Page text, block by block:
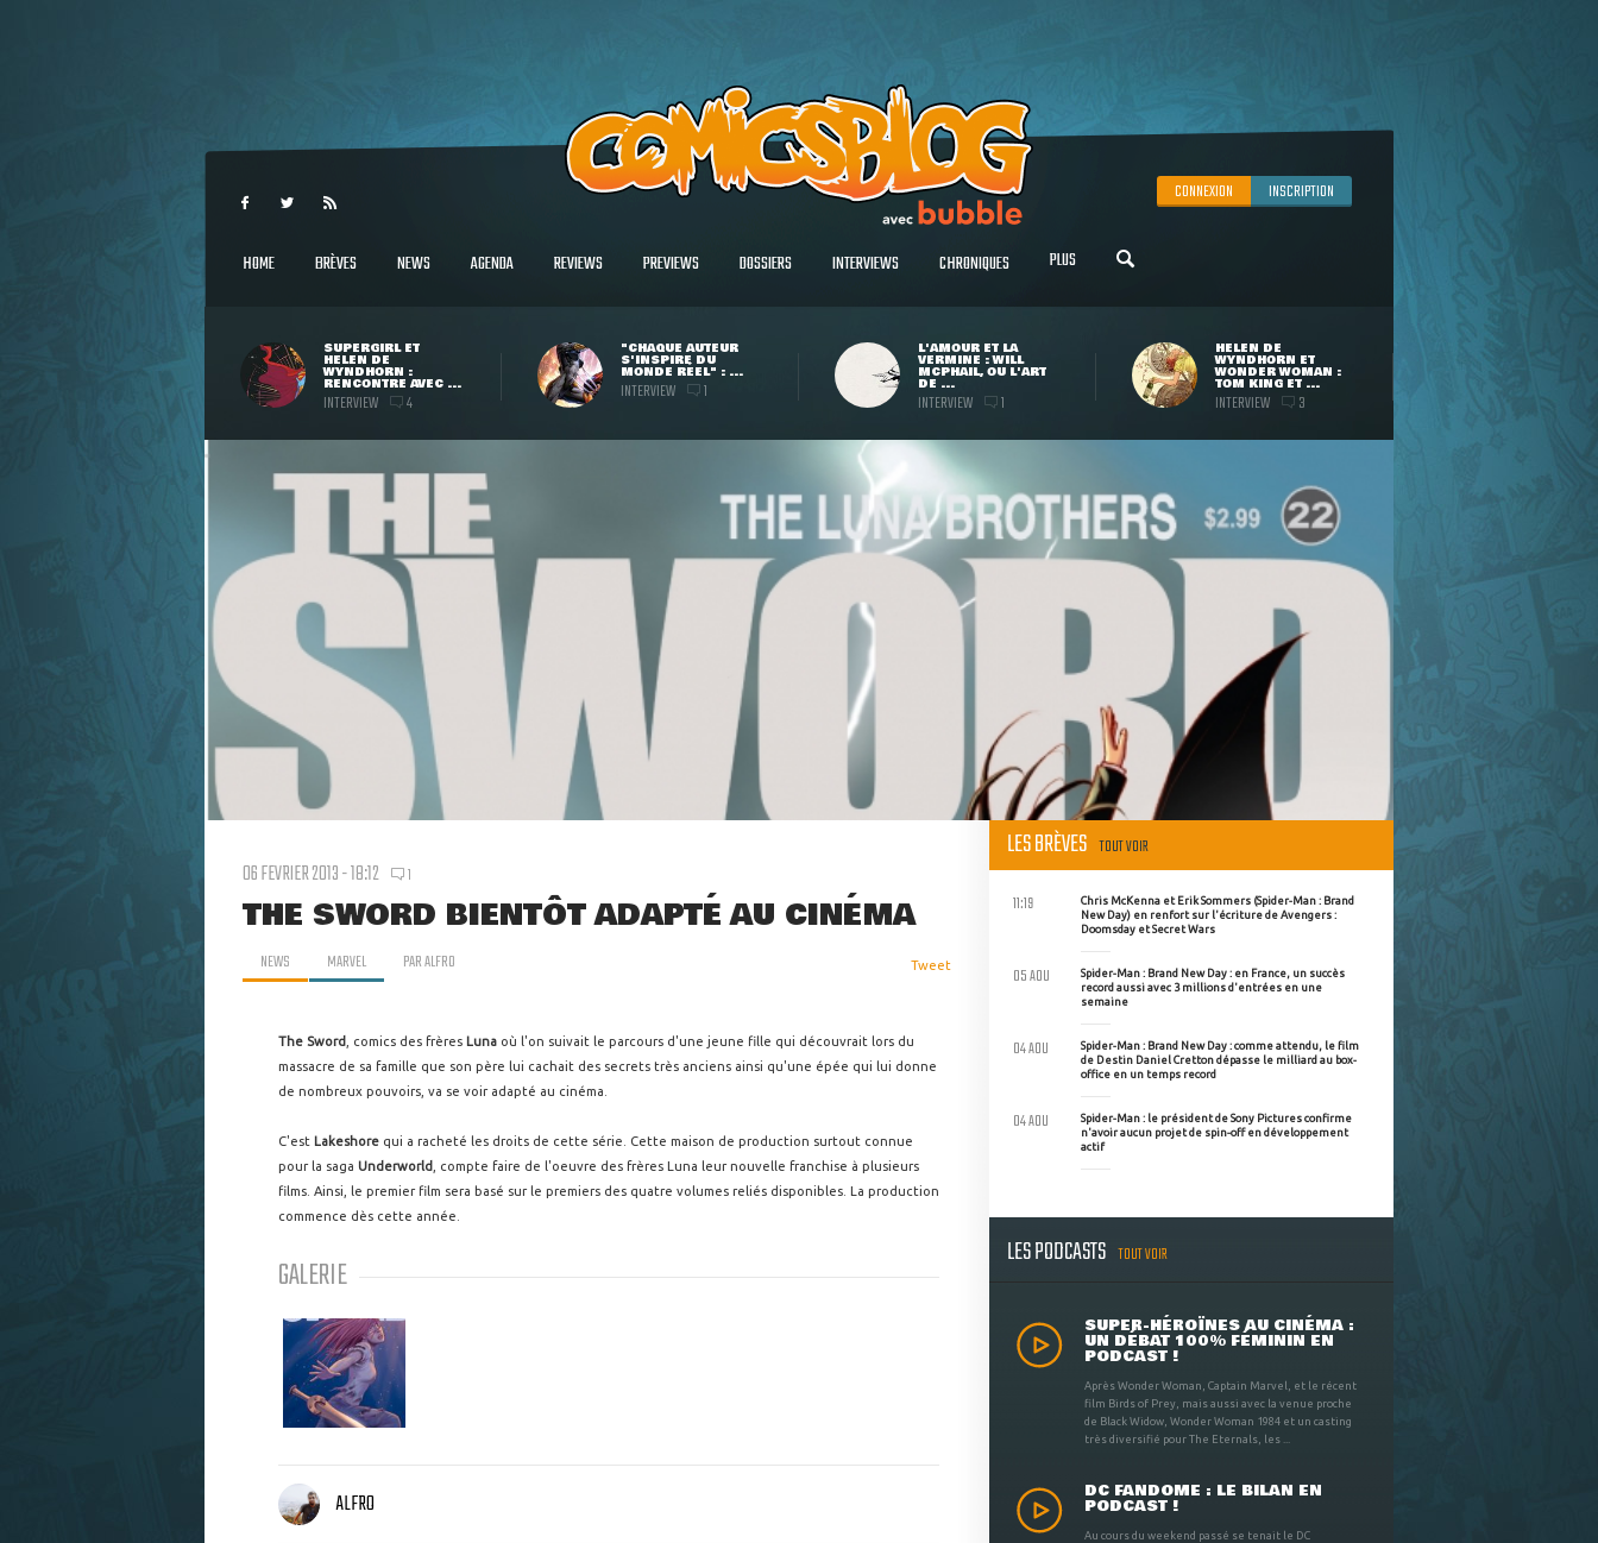
CONNEXION INSCRIPTION
HOME BRÈVES NEWS AGENDA REVIEWS PREVIEWS DOSSIERS INTERVIEWS CHRONIQUES PLUS
SUPERGIRL ET
HELEN DE
WYNDHORN :
RENCONTRE AVEC ...
INTERVIEW 4
"CHAQUE AUTEUR
S'INSPIRE DU
MONDE RÉEL" : ...
INTERVIEW 1
L'AMOUR ET LA
VERMINE : WILL
MCPHAIL, OU L'ART
DE ...
INTERVIEW 1
HELEN DE
WYNDHORN ET
WONDER WOMAN :
TOM KING ET ...
INTERVIEW 3
06 FEVRIER 2013 - 18:12 1
THE SWORD BIENTÔT ADAPTÉ AU CINÉMA
NEWS MARVEL PARALFRO Tweet
The Sword , comics des frères Luna où l'on suivait le parcours d'une jeune fille qui découvrait lors du
massacre de sa famille que son père lui cachait des secrets très anciens ainsi qu'une épée qui lui donne
de nombreux pouvoirs, va se voir adapté au cinéma.
C'est Lakeshore qui a racheté les droits de cette série. Cette maison de production surtout connue
pour la saga Underworld
, compte faire de l'oeuvre des frères Luna leur nouvelle franchise à plusieurs
films. Ainsi, le premier film sera basé sur le premiers des quatre volumes reliés disponibles. La production
commence dès cette année.
GALERIE
ALFRO
LES BRÈVES TOUT VOIR
Chris McKenna et Erik Sommers (Spider-Man : Brand
New Day) en renfort sur l'écriture de Avengers :
Doomsday et Secret Wars
11:19
Spider-Man : Brand New Day : en France, un succès
record aussi avec 3 millions d'entrées en une
semaine
05 AOU
Spider-Man : Brand New Day : comme attendu, le film
de Destin Daniel Cretton dépasse le milliard au box-
office en un temps record
04 AOU
Spider-Man : le président de Sony Pictures confirme
n'avoir aucun projet de spin-off en développement
actif
04 AOU
LES PODCASTS TOUT VOIR
SUPER-HÉROÏNES AU CINÉMA :
UN DÉBAT 100% FÉMININ EN
PODCAST !
Après Wonder Woman, Captain Marvel, et le récent
film Birds of Prey, mais aussi avec la venue proche
de Black Widow, Wonder Woman 1984 et un casting
très diversifié pour The Eternals, les ...
DC FANDOME : LE BILAN EN
PODCAST !
Au cours du weekend passé se tenait le DC